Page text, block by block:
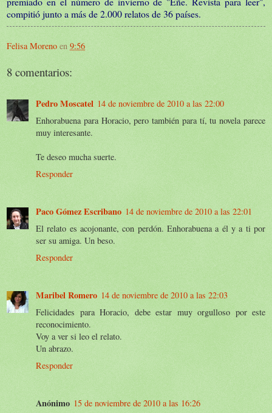
compitió junto a más de 2.000 relatos de 36 países.
Felisa Moreno en 9:56
8 comentarios:
Pedro Moscatel 14 de noviembre de 2010 a las 22:00
Enhorabuena para Horacio, pero también para tí, tu novela parece
muy interesante.
Te deseo mucha suerte.
Responder
Paco Gómez Escribano 14 de noviembre de 2010 a las 22:01
El relato es acojonante, con perdón. Enhorabuena a él y a ti por
ser su amiga. Un beso.
Responder
Maribel Romero 14 de noviembre de 2010 a las 22:03
Felicidades para Horacio, debe estar muy orgulloso por este
reconocimiento.
Voy a ver si leo el relato.
Un abrazo.
Responder
Anónimo 15 de noviembre de 2010 a las 16:26